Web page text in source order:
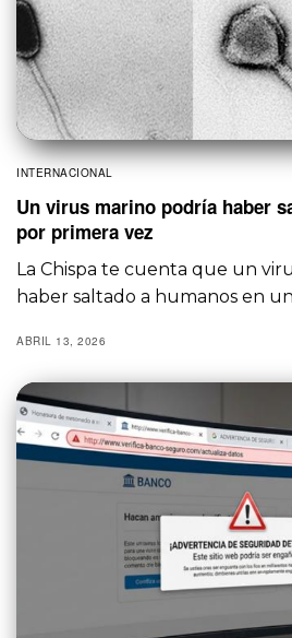
INTERNACIONAL
Un virus marino podría haber
por primera vez
La Chispa te cuenta que un
haber saltado a humanos en
ABRIL 13, 2026